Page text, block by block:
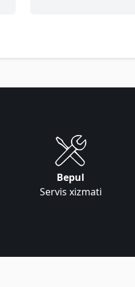
Bepul
Servis xizmati